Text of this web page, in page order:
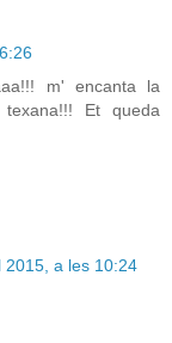
m' encanta la
Et queda
2015, a les 10:24